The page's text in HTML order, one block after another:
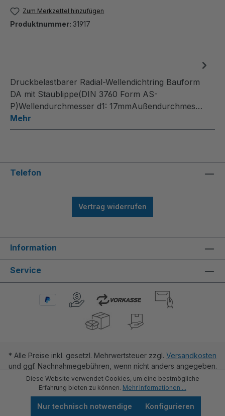
Zum Merkzettel hinzufügen
Produktnummer: 31917
Druckbelastbarer Radial-Wellendichtring Bauform
DA mit Staublippe(DIN 3760 Form AS-
P)Wellendurchmesser d1: 17mmAußendurchmes…
Mehr
Telefon
Vertrag widerrufen
Information
Service
* Alle Preise inkl. gesetzl. Mehrwertsteuer zzgl. Versandkosten
und ggf. Nachnahmegebühren, wenn nicht anders angegeben.
Diese Website verwendet Cookies, um eine bestmögliche
Erfahrung bieten zu können. Mehr Informationen ...
Nur technisch notwendige Konfigurieren